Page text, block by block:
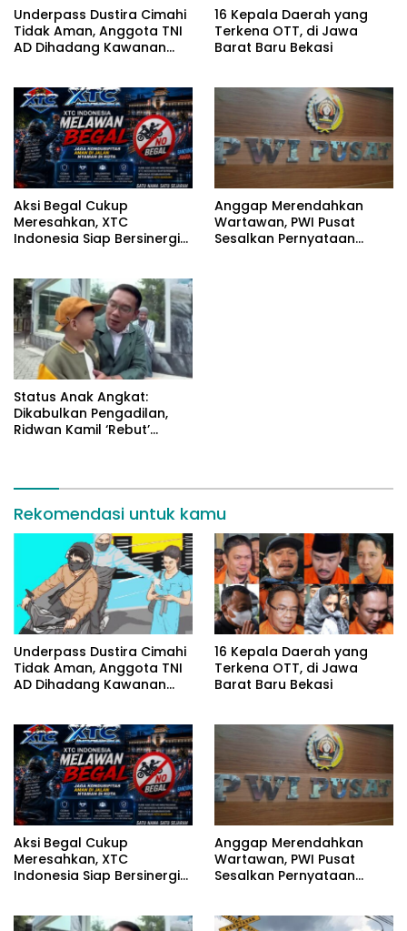
Underpass Dustira Cimahi
Tidak Aman, Anggota TNI
AD Dihadang Kawanan
16 Kepala Daerah yang
Terkena OTT, di Jawa
Barat Baru Bekasi
Aksi Begal Cukup
Meresahkan, XTC
Indonesia Siap Bersinergi
Anggap Merendahkan
Wartawan, PWI Pusat
Sesalkan Pernyataan
Status Anak Angkat:
Dikabulkan Pengadilan,
Ridwan Kamil ‘Rebut’
Rekomendasi untuk kamu
Underpass Dustira Cimahi
Tidak Aman, Anggota TNI
AD Dihadang Kawanan
16 Kepala Daerah yang
Terkena OTT, di Jawa
Barat Baru Bekasi
Aksi Begal Cukup
Meresahkan, XTC
Indonesia Siap Bersinergi
Anggap Merendahkan
Wartawan, PWI Pusat
Sesalkan Pernyataan